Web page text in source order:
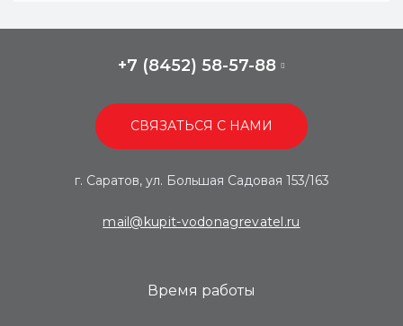
+7 (8452) 58-57-88
СВЯЗАТЬСЯ С НАМИ
г. Саратов, ул. Большая Садовая 153/163
mail@kupit-vodonagrevatel.ru
Время работы